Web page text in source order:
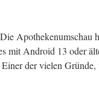
Apothekenumschau
mit Android 13 oder
der vielen